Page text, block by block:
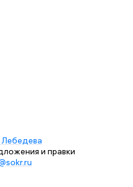
и правки